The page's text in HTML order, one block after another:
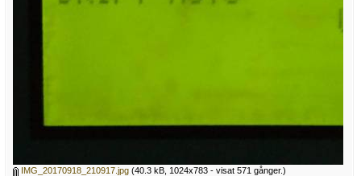
IMG_20170918_210917.jpg (40.3 kB, 1024x783 - visat 571 gånger.)